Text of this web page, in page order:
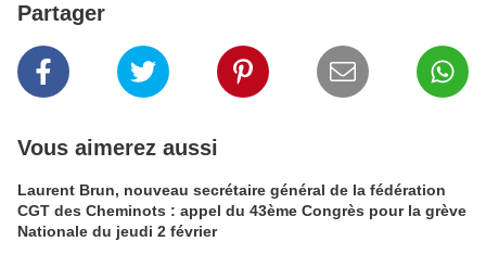
Partager
Vous aimerez aussi
Laurent Brun, nouveau secrétaire général de la fédération
CGT des Cheminots : appel du 43ème Congrès pour la grève
Nationale du jeudi 2 février